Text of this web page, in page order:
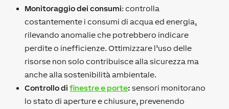
Monitoraggio dei consumi: controlla
costantemente i consumi di acqua ed energia,
rilevando anomalie che potrebbero indicare
perdite o inefficienze. Ottimizzare l’uso delle
risorse non solo contribuisce alla sicurezza ma
anche alla sostenibilità ambientale.
Controllo di finestre e porte: sensori monitorano
lo stato di aperture e chiusure, prevenendo